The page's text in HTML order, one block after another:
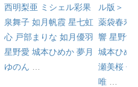
西明梨亜 ミシェル彩果
泉舞子 如月帆霞 星七虹
心 戸部まりな 如月優羽
星野愛 城本ひめか 夢月
ゆのん
ル版＞
薬袋春寿
響 星野愛
城本ひめ
瀬美桜 佐
唯